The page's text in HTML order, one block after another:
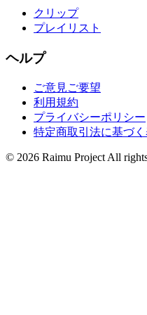
クリップ
プレイリスト
ヘルプ
ご意見ご要望
利用規約
プライバシーポリシー
特定商取引法に基づ
© 2026 Raimu Project All